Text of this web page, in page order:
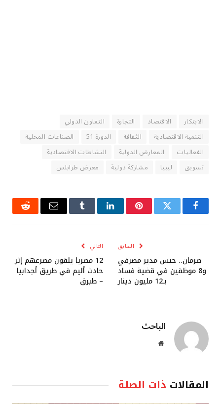
الابتكار الاقتصاد التجارة
التعاون الدولي
التنمية الاقتصادية
الثقافة الدورة 51
الصناعات المحلية
الفعاليات
المعارض الدولية
النشاطات الاقتصادية
تسويق
ليبيا مشاركة دولية معرض طرابلس
فيسبوكتويتر بينتيريستلينكدإن Tumblr البريد
رديت
السابق
صرمان.. حبس مدير مصرفي
و8 موظفين في قضية فساد
بـ12 مليون دينار
التالي
12 مصريا يلقون مصرعهم إثر
حادث أليم في طريق أجدابيا
– طبرق
الباحث
موقع
المقالات ذات الصلة